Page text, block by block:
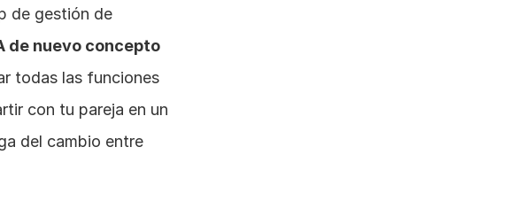
de gestión de
de nuevo concepto
todas las funciones
con tu pareja en un
del cambio entre